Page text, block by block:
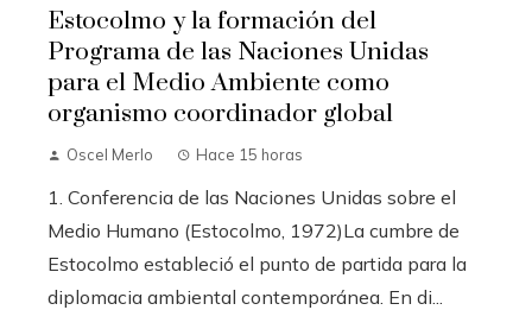
Estocolmo y la formación del
Programa de las Naciones Unidas
para el Medio Ambiente como
organismo coordinador global
Oscel Merlo Hace 15 horas
1. Conferencia de las Naciones Unidas sobre el
Medio Humano (Estocolmo, 1972)La cumbre de
Estocolmo estableció el punto de partida para la
diplomacia ambiental contemporánea. En di...